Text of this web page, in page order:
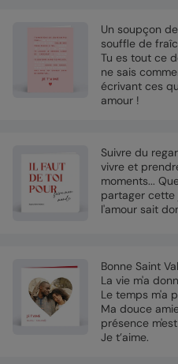
Un soupçon
souffle de
Tu es tout ce
ne sais
écrivant ces
amour !
Suivre du
vivre et
moments...
partager cette
l'amour sait
Bonne Saint
La vie m'a
Le temps m'a
Ma douce
présence
Je t’aime.